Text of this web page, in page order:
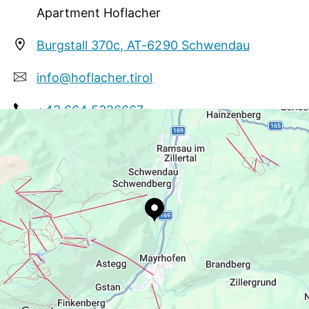
Apartment Hoflacher
Burgstall 370c, AT-6290 Schwendau
info@hoflacher.tirol
+43 664 5326667